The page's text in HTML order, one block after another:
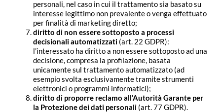
personali, nel caso in cui il trattamento sia basato su
interesse legittimo non prevalente o venga effettuato
per finalità di marketing diretto;
diritto di non essere sottoposto a processi
decisionali automatizzati(art. 22 GDPR):
l’interessato ha diritto a non essere sottoposto ad una
decisione, compresa la profilazione, basata
unicamente sul trattamento automatizzato (ad
esempio svolta esclusivamente tramite strumenti
elettronici o programmi informatici);
diritto di proporre reclamo all’Autorità Garante per
la Protezione dei dati personali(art. 77 GDPR).